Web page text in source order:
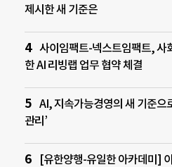
제시한 새 기준은
사이임팩트-넥스트임팩트, 사
한 AI 리빙랩 업무 협약 체결
AI, 지속가능경영의 새 기준으
관리’
[유한양행-유일한 아카데미]